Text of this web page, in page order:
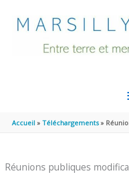
Accueil Téléchargements
Réunions publiques